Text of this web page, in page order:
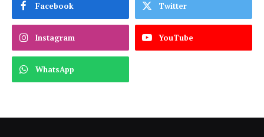
Facebook Twitter
Instagram YouTube
WhatsApp